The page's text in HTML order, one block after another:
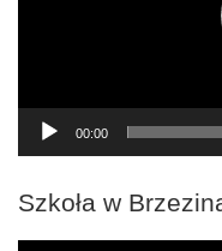
00:00
Szkoła w